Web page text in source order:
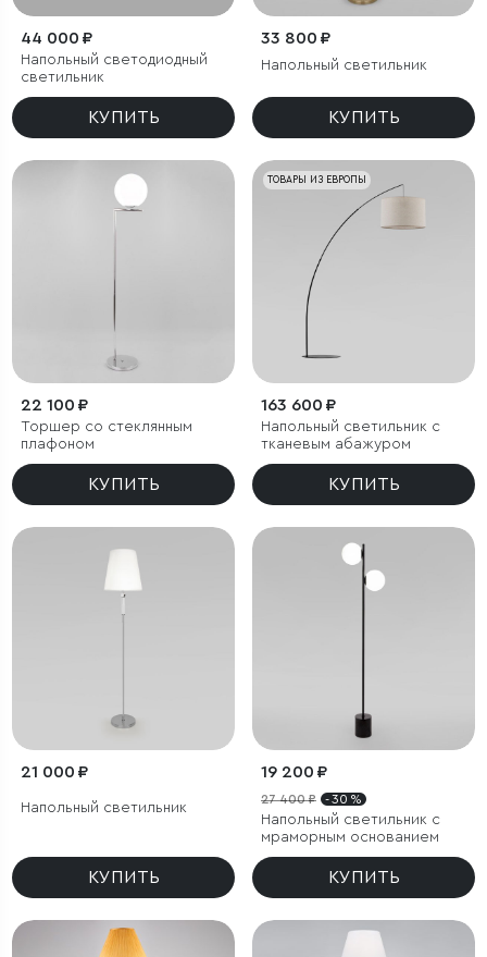
44 000 ₽
Напольный светодиодный
светильник
КУПИТЬ
33 800 ₽
Напольный светильник
КУПИТЬ
22 100 ₽
Торшер со стеклянным
плафоном
КУПИТЬ
ТОВАРЫ ИЗ ЕВРОПЫ
163 600 ₽
Напольный светильник с
тканевым абажуром
КУПИТЬ
21 000 ₽
Напольный светильник
КУПИТЬ
19 200 ₽
27 400 ₽ - 30 %
Напольный светильник с
мраморным основанием
КУПИТЬ